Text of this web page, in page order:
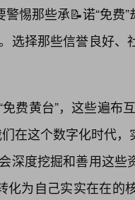
警惕那些承📝诺“免
选择那些信誉良好
免费黄台”，这些遍布
在这个数字化时代
深度挖掘和善用这
化为自己实实在在